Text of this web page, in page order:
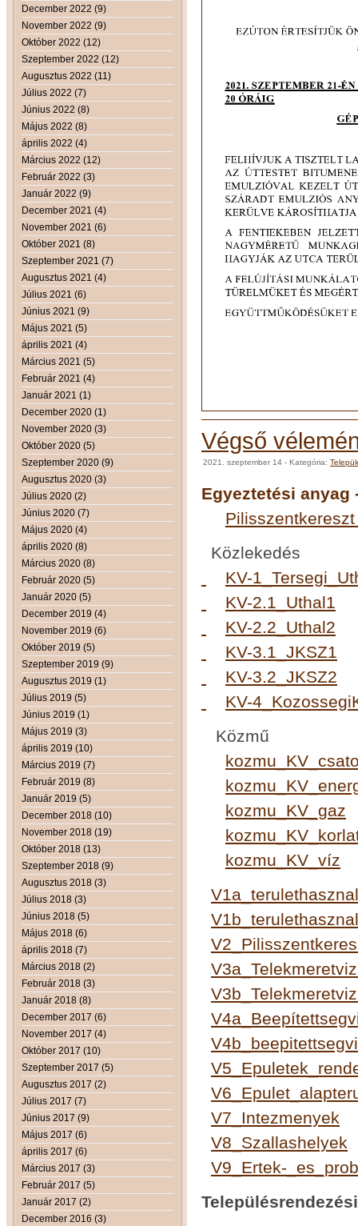
December 2022 (9)
November 2022 (9)
Október 2022 (12)
Szeptember 2022 (12)
Augusztus 2022 (11)
Július 2022 (7)
Június 2022 (8)
Május 2022 (8)
április 2022 (4)
Március 2022 (12)
Február 2022 (3)
Január 2022 (9)
December 2021 (4)
November 2021 (6)
Október 2021 (8)
Szeptember 2021 (7)
Augusztus 2021 (4)
Július 2021 (6)
Június 2021 (9)
Május 2021 (5)
április 2021 (4)
Március 2021 (5)
Február 2021 (4)
Január 2021 (1)
December 2020 (1)
November 2020 (3)
Október 2020 (5)
Szeptember 2020 (9)
Augusztus 2020 (3)
Július 2020 (2)
Június 2020 (7)
Május 2020 (4)
április 2020 (8)
Március 2020 (8)
Február 2020 (5)
Január 2020 (5)
December 2019 (4)
November 2019 (6)
Október 2019 (5)
Szeptember 2019 (9)
Augusztus 2019 (1)
Július 2019 (5)
Június 2019 (1)
Május 2019 (3)
április 2019 (10)
Március 2019 (7)
Február 2019 (8)
Január 2019 (5)
December 2018 (10)
November 2018 (19)
Október 2018 (13)
Szeptember 2018 (9)
Augusztus 2018 (3)
Július 2018 (3)
Június 2018 (5)
Május 2018 (6)
április 2018 (7)
Március 2018 (2)
Február 2018 (3)
Január 2018 (8)
December 2017 (6)
November 2017 (4)
Október 2017 (10)
Szeptember 2017 (5)
Augusztus 2017 (2)
Július 2017 (7)
Június 2017 (9)
Május 2017 (6)
április 2017 (6)
Március 2017 (3)
Február 2017 (5)
Január 2017 (2)
December 2016 (3)
Végső
2021. szeptember 14 - Kategória:
Egyeztetési anyag
Közlekedés
KV-
KV-2.1_Uthal1
KV-2.2_Uthal2
KV-3.1_JKSZ1
KV-3.2_JKSZ2
KV-
Közmű
kozmu_KV_gaz
kozmu_KV_víz
V7_Intezmenyek
V8_Szallashelyek
V9_Ertek-